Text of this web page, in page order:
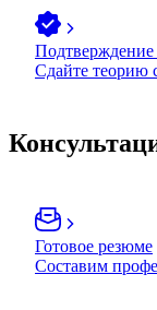
Подтверждение
Сдайте теорию
Готовое резюме
Составим